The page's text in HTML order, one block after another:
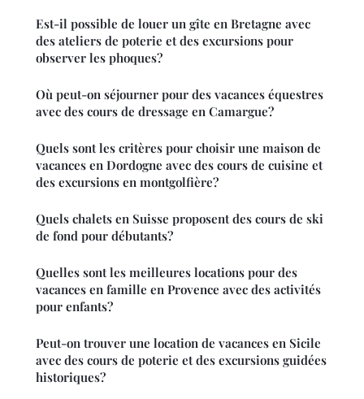
Est-il possible de louer un gîte en Bretagne avec
des ateliers de poterie et des excursions pour
observer les phoques?
Où peut-on séjourner pour des vacances équestres
avec des cours de dressage en Camargue?
Quels sont les critères pour choisir une maison de
vacances en Dordogne avec des cours de cuisine et
des excursions en montgolfière?
Quels chalets en Suisse proposent des cours de ski
de fond pour débutants?
Quelles sont les meilleures locations pour des
vacances en famille en Provence avec des activités
pour enfants?
Peut-on trouver une location de vacances en Sicile
avec des cours de poterie et des excursions guidées
historiques?